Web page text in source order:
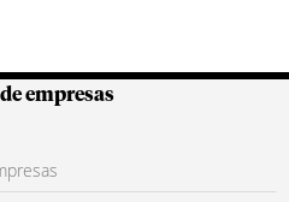
Colombianas
empresas